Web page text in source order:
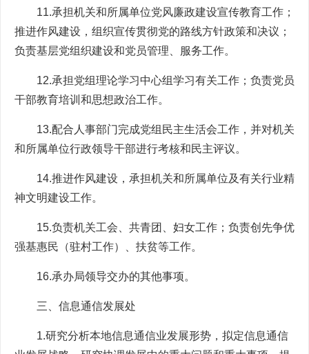
11.承担机关和所属单位党风廉政建设宣传教育工作；
推进作风建设，组织宣传贯彻党的路线方针政策和决议；
负责基层党组织建设和党员管理、服务工作。
12.承担党组理论学习中心组学习有关工作；负责党员
干部教育培训和思想政治工作。
13.配合人事部门完成党组民主生活会工作，并对机关
和所属单位行政领导干部进行考核和民主评议。
14.推进作风建设，承担机关和所属单位及有关行业精
神文明建设工作。
15.负责机关工会、共青团、妇女工作；负责创先争优
强基惠民（驻村工作）、扶贫等工作。
16.承办局领导交办的其他事项。
三、信息通信发展处
1.研究分析本地信息通信业发展形势，拟定信息通信